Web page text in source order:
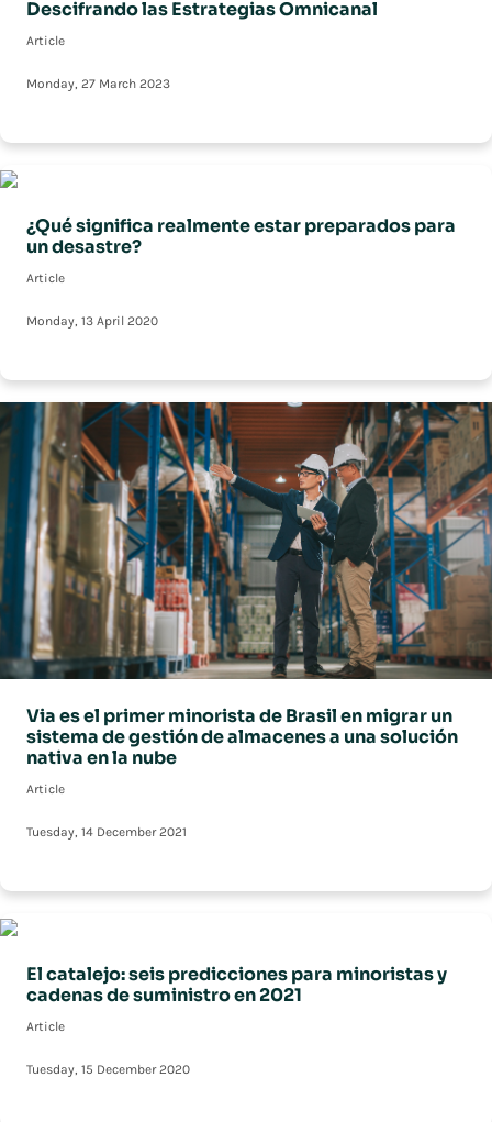
Descifrando las Estrategias Omnicanal
Article
Monday, 27 March 2023
¿Qué significa realmente estar preparados para
un desastre?
Article
Monday, 13 April 2020
Via es el primer minorista de Brasil en migrar un
sistema de gestión de almacenes a una solución
nativa en la nube
Article
Tuesday, 14 December 2021
El catalejo: seis predicciones para minoristas y
cadenas de suministro en 2021
Article
Tuesday, 15 December 2020